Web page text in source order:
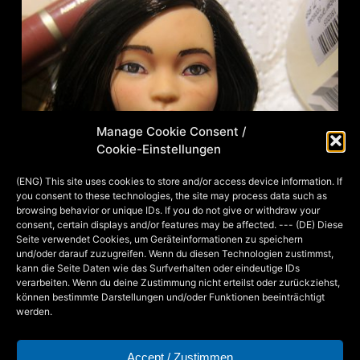
Manage Cookie Consent /
Cookie-Einstellungen
(ENG) This site uses cookies to store and/or access device information. If
you consent to these technologies, the site may process data such as
browsing behavior or unique IDs. If you do not give or withdraw your
consent, certain displays and/or features may be affected. --- (DE) Diese
Seite verwendet Cookies, um Geräteinformationen zu speichern
und/oder darauf zuzugreifen. Wenn du diesen Technologien zustimmst,
kann die Seite Daten wie das Surfverhalten oder eindeutige IDs
verarbeiten. Wenn du deine Zustimmung nicht erteilst oder zurückziehst,
können bestimmte Darstellungen und/oder Funktionen beeinträchtigt
werden.
Accept / Zustimmen
Repaint